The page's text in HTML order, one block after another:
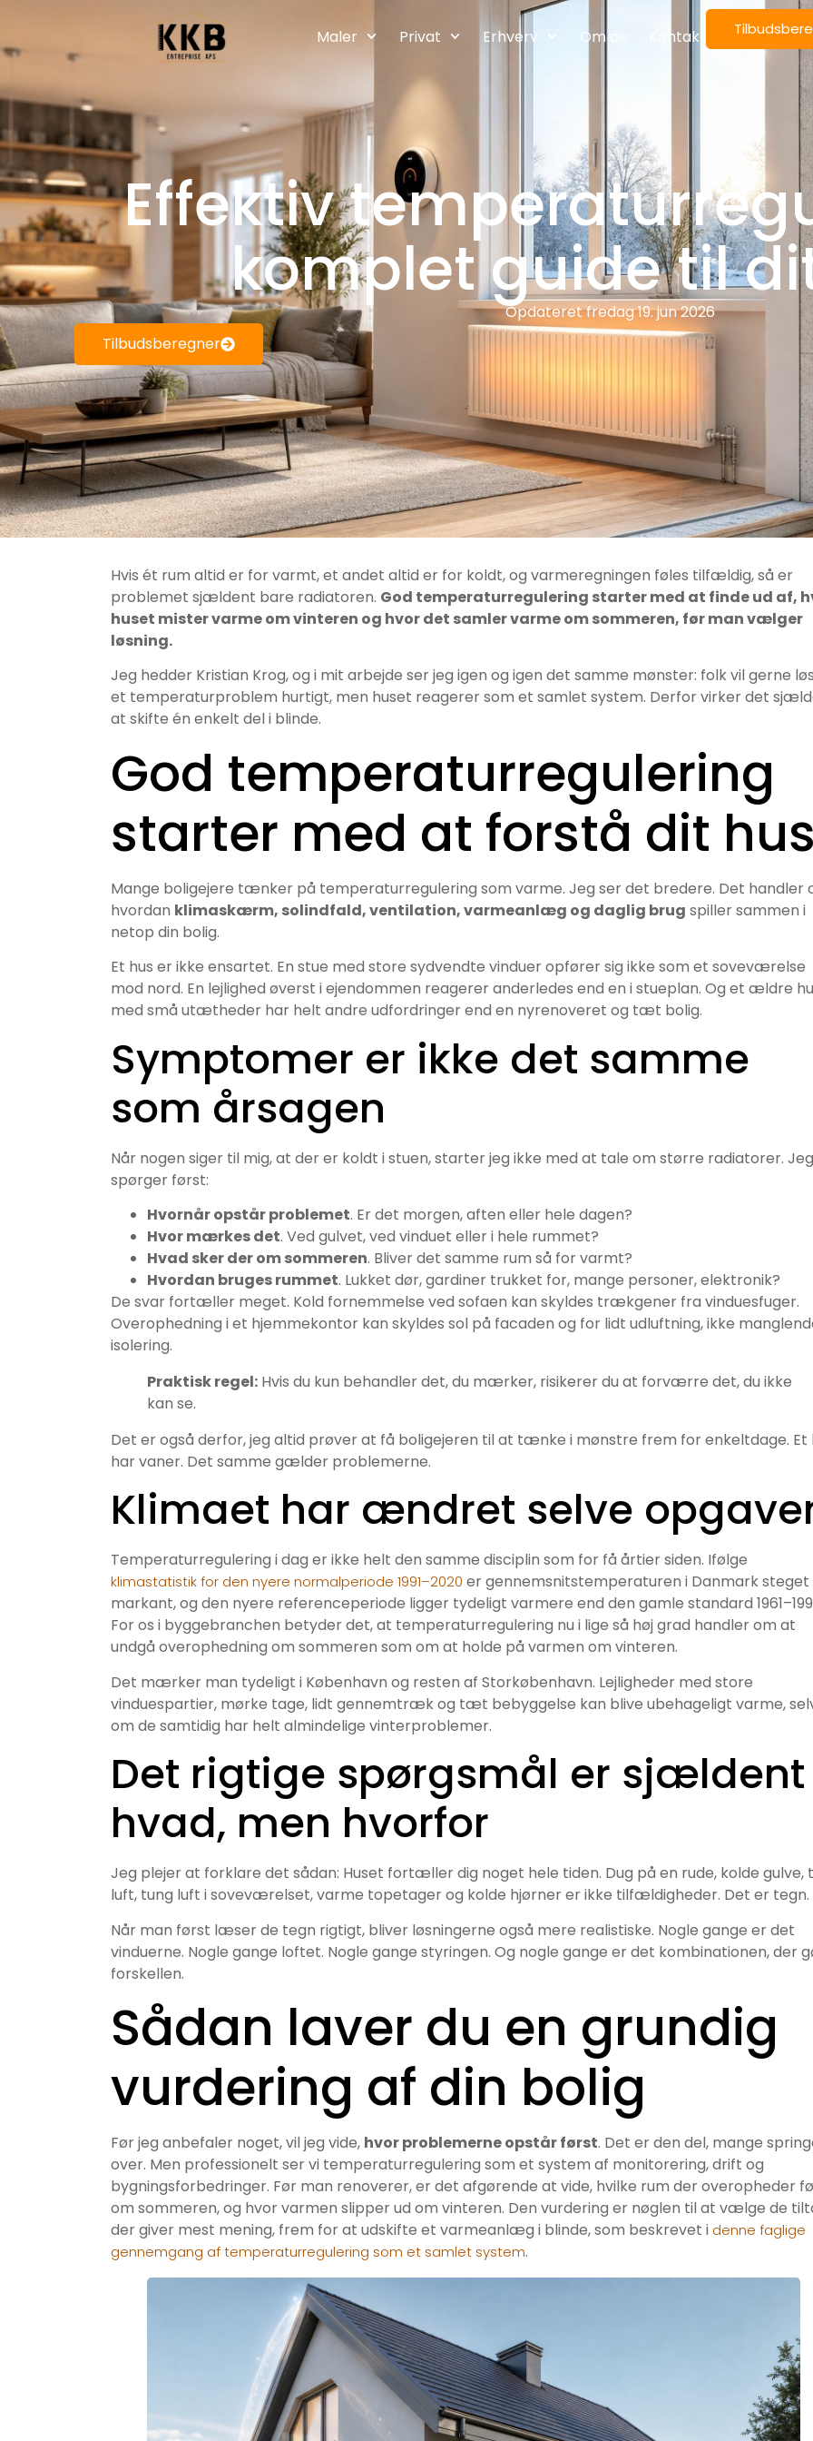
Maler Privat Erhverv Om os Kontakt
Effektiv
komplet guide til
Opdateretfredag 19. jun 2026
Tilbudsberegner
Hvis ét rum altid er for varmt, et andet altid er for koldt, og varmeregningen føles tilfældig, så er
problemet sjældent bare radiatoren. God temperaturregulering starter med at finde ud af,
huset mister varme om vinteren og hvor det samler varme om sommeren, før man vælger
løsning.
Jeg hedder Kristian Krog, og i mit arbejde ser jeg igen og igen det samme mønster: folk vil gerne
et temperaturproblem hurtigt, men huset reagerer som et samlet system. Derfor virker det
at skifte én enkelt del i blinde.
God temperaturregulering
starter med at forstå dit hus
Mange boligejere tænker på temperaturregulering som varme. Jeg ser det bredere. Det handler
hvordan klimaskærm, solindfald, ventilation, varmeanlæg og daglig brug spiller sammen i
netop din bolig.
Et hus er ikke ensartet. En stue med store sydvendte vinduer opfører sig ikke som et soveværelse
mod nord. En lejlighed øverst i ejendommen reagerer anderledes end en i stueplan. Og et ældre
med små utætheder har helt andre udfordringer end en nyrenoveret og tæt bolig.
Symptomer er ikke det samme
som årsagen
Når nogen siger til mig, at der er koldt i stuen, starter jeg ikke med at tale om større radiatorer. Jeg
spørger først:
Hvornår opstår problemet. Er det morgen, aften eller hele dagen?
Hvor mærkes det. Ved gulvet, ved vinduet eller i hele rummet?
Hvad sker der om sommeren. Bliver det samme rum så for varmt?
Hvordan bruges rummet. Lukket dør, gardiner trukket for, mange personer, elektronik?
De svar fortæller meget. Kold fornemmelse ved sofaen kan skyldes trækgener fra vinduesfuger.
Overophedning i et hjemmekontor kan skyldes sol på facaden og for lidt udluftning, ikke
isolering.
Praktisk regel: Hvis du kun behandler det, du mærker, risikerer du at forværre det, du ikke
kan se.
Det er også derfor, jeg altid prøver at få boligejeren til at tænke i mønstre frem for enkeltdage. Et
har vaner. Det samme gælder problemerne.
Klimaet har ændret selve
Temperaturregulering i dag er ikke helt den samme disciplin som for få årtier siden. Ifølge
klimastatistik for den nyere normalperiode 1991–2020 er gennemsnitstemperaturen i Danmark steget
markant, og den nyere referenceperiode ligger tydeligt varmere end den gamle standard
For os i byggebranchen betyder det, at temperaturregulering nu i lige så høj grad handler om at
undgå overophedning om sommeren som om at holde på varmen om vinteren.
Det mærker man tydeligt i København og resten af Storkøbenhavn. Lejligheder med store
vinduespartier, mørke tage, lidt gennemtræk og tæt bebyggelse kan blive ubehageligt varme,
om de samtidig har helt almindelige vinterproblemer.
Det rigtige spørgsmål er sjældent
hvad, men hvorfor
Jeg plejer at forklare det sådan: Huset fortæller dig noget hele tiden. Dug på en rude, kolde gulve,
luft, tung luft i soveværelset, varme topetager og kolde hjørner er ikke tilfældigheder. Det er tegn.
Når man først læser de tegn rigtigt, bliver løsningerne også mere realistiske. Nogle gange er det
vinduerne. Nogle gange loftet. Nogle gange styringen. Og nogle gange er det kombinationen, der
forskellen.
Sådan laver du en grundig
vurdering af din bolig
Før jeg anbefaler noget, vil jeg vide, hvor problemerne opstår først. Det er den del, mange
over. Men professionelt ser vi temperaturregulering som et system af monitorering, drift og
bygningsforbedringer. Før man renoverer, er det afgørende at vide, hvilke rum der overopheder
om sommeren, og hvor varmen slipper ud om vinteren. Den vurdering er nøglen til at vælge de
der giver mest mening, frem for at udskifte et varmeanlæg i blinde, som beskrevet i denne faglige
gennemgang af temperaturregulering som et samlet system.